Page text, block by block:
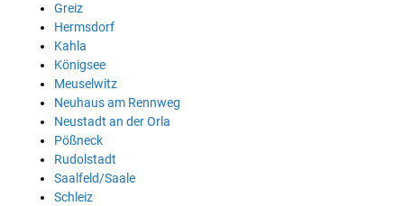
Greiz
Hermsdorf
Kahla
Königsee
Meuselwitz
Neuhaus am Rennweg
Neustadt an der Orla
Pößneck
Rudolstadt
Saalfeld/Saale
Schleiz